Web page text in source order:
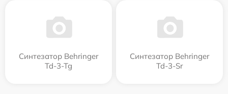
Синтезатор Behringer
Td-3-Tg
Синтезатор Behringer
Td-3-Sr